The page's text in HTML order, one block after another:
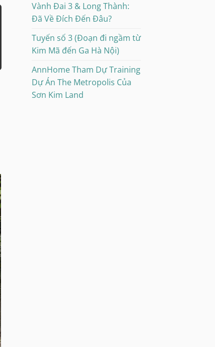
Vành Đai 3 & Long Thành:
Đã Về Đích Đến Đâu?
Tuyến số 3 (Đoạn đi ngầm từ
Kim Mã đến Ga Hà Nội)
AnnHome Tham Dự Training
Dự Án The Metropolis Của
Sơn Kim Land